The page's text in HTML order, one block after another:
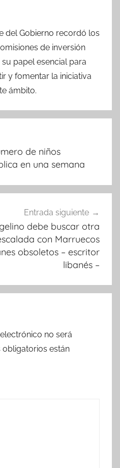
del Gobierno recordó los
de inversión
papel esencial para
y fomentar la iniciativa
ámbito.
de niños
en una semana
Entrada siguiente
debe buscar otra
con Marruecos
obsoletos – escritor
libanés –
no será
obligatorios están